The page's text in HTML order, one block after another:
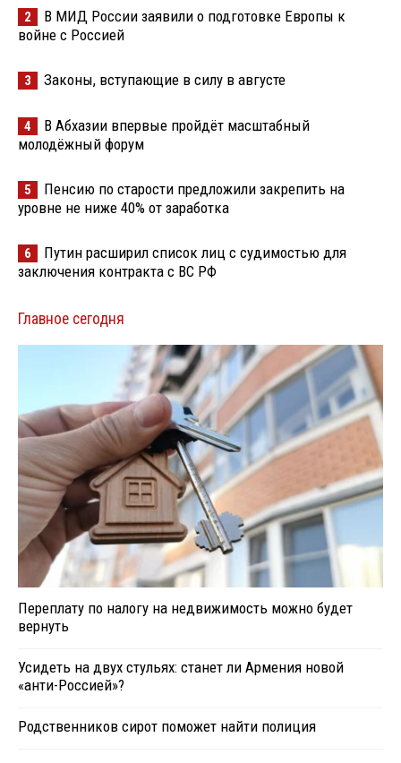
2
В МИД России заявили о подготовке Европы к
войне с Россией
3 Законы, вступающие в силу в августе
4
В Абхазии впервые пройдёт масштабный
молодёжный форум
5
Пенсию по старости предложили закрепить на
уровне не ниже 40% от заработка
6
Путин расширил список лиц с судимостью для
заключения контракта с ВС РФ
Главное сегодня
Переплату по налогу на недвижимость можно будет
вернуть
Усидеть на двух стульях: станет ли Армения новой
«анти-Россией»?
Родственников сирот поможет найти полиция